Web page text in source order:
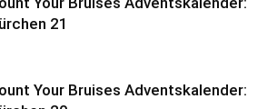
21
Your Bruises Adventskalender: